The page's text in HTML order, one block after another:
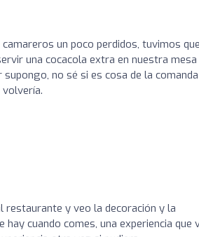
un poco perdidos, tuvimos que
una cocacola extra en nuestra
no sé si es cosa de la comanda
restaurante y veo la decoración y la
cuando comes, una experiencia que